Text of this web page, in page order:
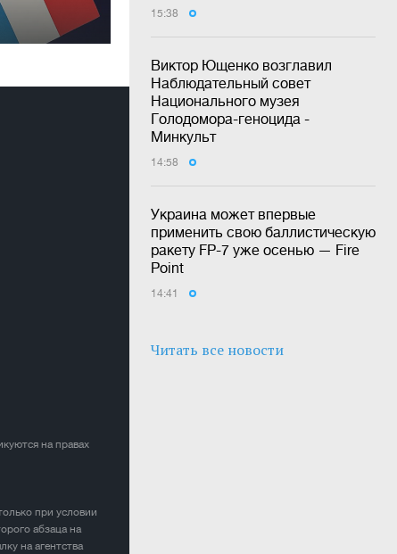
15:38
Виктор Ющенко возглавил
Наблюдательный совет
Национального музея
Голодомора-геноцида -
Минкульт
14:58
Украина может впервые
применить свою баллистическую
ракету FP-7 уже осенью — Fire
Point
14:41
Читать все новости
на правах
при условии
абзаца на
на агентства